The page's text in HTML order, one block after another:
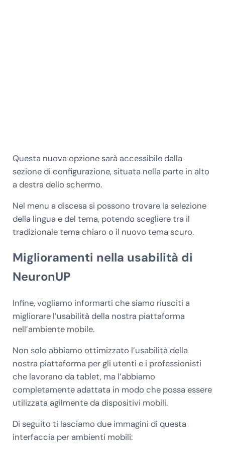
Questa nuova opzione sarà accessibile dalla
sezione di configurazione, situata nella parte in alto
a destra dello schermo.
Nel menu a discesa si possono trovare la selezione
della lingua e del tema, potendo scegliere tra il
tradizionale tema chiaro o il nuovo tema scuro.
Miglioramenti nella usabilità di
NeuronUP
Infine, vogliamo informarti che siamo riusciti a
migliorare l’usabilità della nostra piattaforma
nell’ambiente mobile.
Non solo abbiamo ottimizzato l’usabilità della
nostra piattaforma per gli utenti e i professionisti
che lavorano da tablet, ma l’abbiamo
completamente adattata in modo che possa essere
utilizzata agilmente da dispositivi mobili.
Di seguito ti lasciamo due immagini di questa
interfaccia per ambienti mobili: